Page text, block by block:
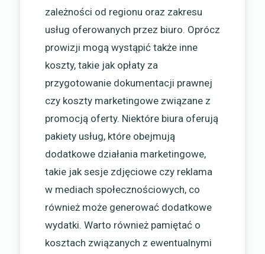
zależności od regionu oraz zakresu
usług oferowanych przez biuro. Oprócz
prowizji mogą wystąpić także inne
koszty, takie jak opłaty za
przygotowanie dokumentacji prawnej
czy koszty marketingowe związane z
promocją oferty. Niektóre biura oferują
pakiety usług, które obejmują
dodatkowe działania marketingowe,
takie jak sesje zdjęciowe czy reklama
w mediach społecznościowych, co
również może generować dodatkowe
wydatki. Warto również pamiętać o
kosztach związanych z ewentualnymi